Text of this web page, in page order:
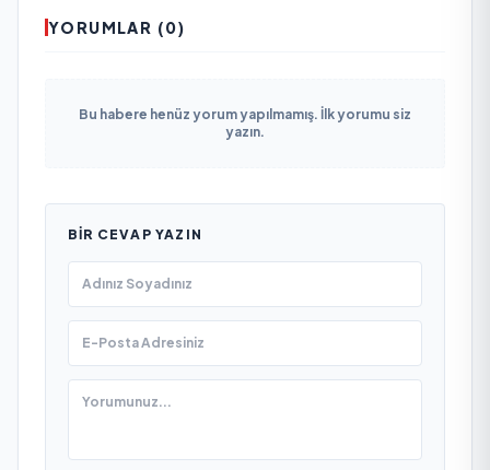
YORUMLAR (0)
Bu habere henüz yorum yapılmamış. İlk yorumu siz
yazın.
BIR CEVAP YAZIN